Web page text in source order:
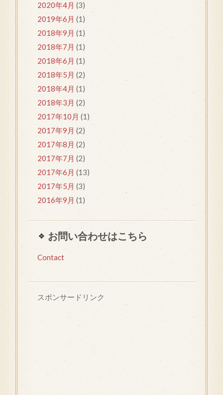
2020年4月 (3)
2019年6月 (1)
2018年9月 (1)
2018年7月 (1)
2018年6月 (1)
2018年5月 (2)
2018年4月 (1)
2018年3月 (2)
2017年10月 (1)
2017年9月 (2)
2017年8月 (2)
2017年7月 (2)
2017年6月 (13)
2017年5月 (3)
2016年9月 (1)
お問い合わせはこちら
Contact
スポンサードリンク